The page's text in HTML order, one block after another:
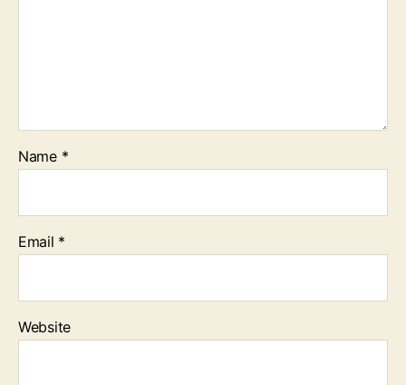
Name *
Email *
Website